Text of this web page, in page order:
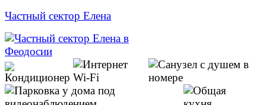
Частный сектор Елена